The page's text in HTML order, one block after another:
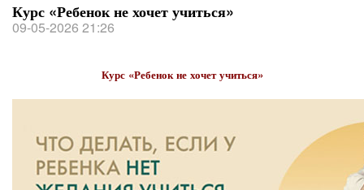
Курс «Ребенок не хочет учиться»
09-05-2026 21:26
Курс «Ребенок не хочет учиться»